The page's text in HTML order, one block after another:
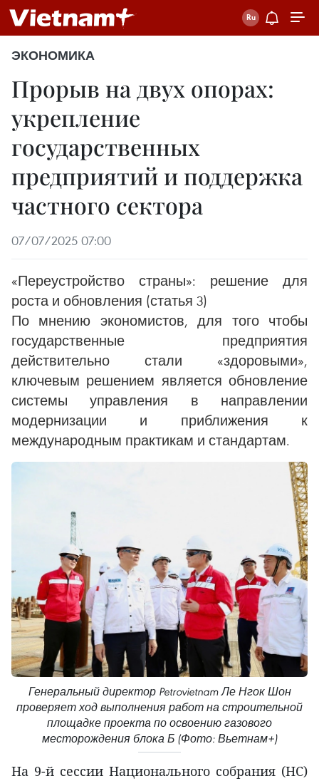
ЭКОНОМИКА
Прорыв на двух опорах:
укрепление
государственных
предприятий и поддержка
частного сектора
07/07/2025 07:00
«Переустройство страны»: решение для
роста и обновления (статья 3)
По мнению экономистов, для того чтобы
государственные предприятия
действительно стали «здоровыми»,
ключевым решением является обновление
системы управления в направлении
модернизации и приближения к
международным практикам и стандартам.
Генеральный директор Petrovietnam Ле Нгок Шон
проверяет ход выполнения работ на строительной
площадке проекта по освоению газового
месторождения блока Б (Фото: Вьетнам+)
На 9-й сессии Национального собрания (НС)